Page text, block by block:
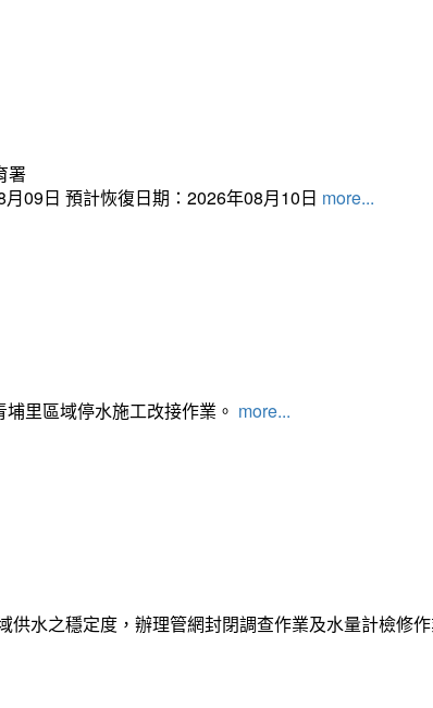
署
09日 預計恢復日期：2026年08月10日 more...
里區域停水施工改接作業。 more...
水之穩定度，辦理管網封閉調查作業及水量計檢修作